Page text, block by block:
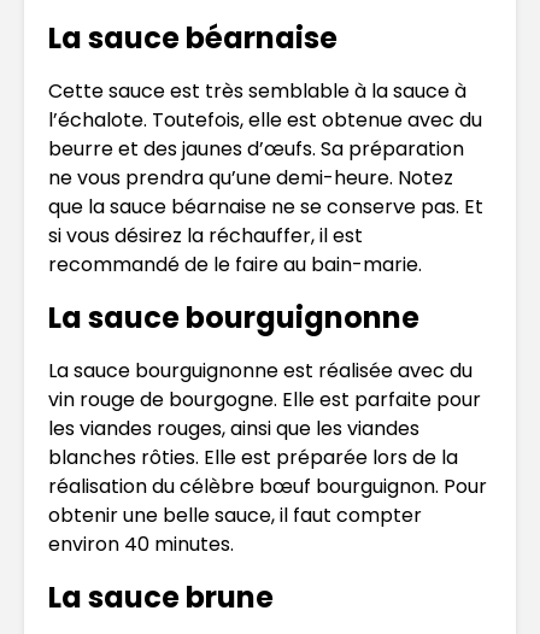
La sauce béarnaise
Cette sauce est très semblable à la sauce à
l’échalote. Toutefois, elle est obtenue avec du
beurre et des jaunes d’œufs. Sa préparation
ne vous prendra qu’une demi-heure. Notez
que la sauce béarnaise ne se conserve pas. Et
si vous désirez la réchauffer, il est
recommandé de le faire au bain-marie.
La sauce bourguignonne
La sauce bourguignonne est réalisée avec du
vin rouge de bourgogne. Elle est parfaite pour
les viandes rouges, ainsi que les viandes
blanches rôties. Elle est préparée lors de la
réalisation du célèbre bœuf bourguignon. Pour
obtenir une belle sauce, il faut compter
environ 40 minutes.
La sauce brune